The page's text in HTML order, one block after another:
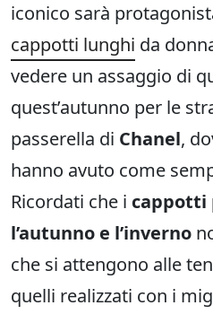
iconico sarà
cappotti lunghi da
vedere un assaggio di
quest’autunno per le
passerella di Chanel,
hanno avuto come
Ricordati che i cappotti
l’autunno e l’inverno
che si attengono alle
quelli realizzati con i